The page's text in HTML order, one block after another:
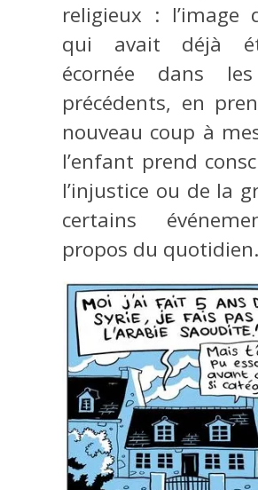
religieux : l’image
qui avait déjà
écornée dans
précédents, en
nouveau coup à
l’enfant prend
l’injustice ou de la
certains
propos du quotidien.